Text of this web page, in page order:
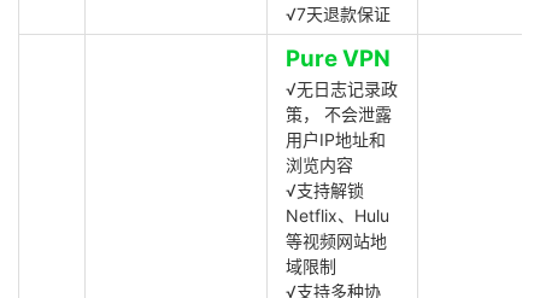
√7天退款保证
Pure VPN
√无日志记录政
策， 不会泄露
用户IP地址和
浏览内容
√支持解锁
Netflix、Hulu
等视频网站地
域限制
√支持多种协